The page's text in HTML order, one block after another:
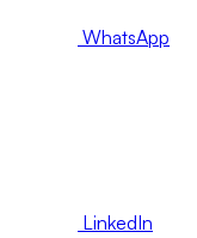
WhatsApp
LinkedIn